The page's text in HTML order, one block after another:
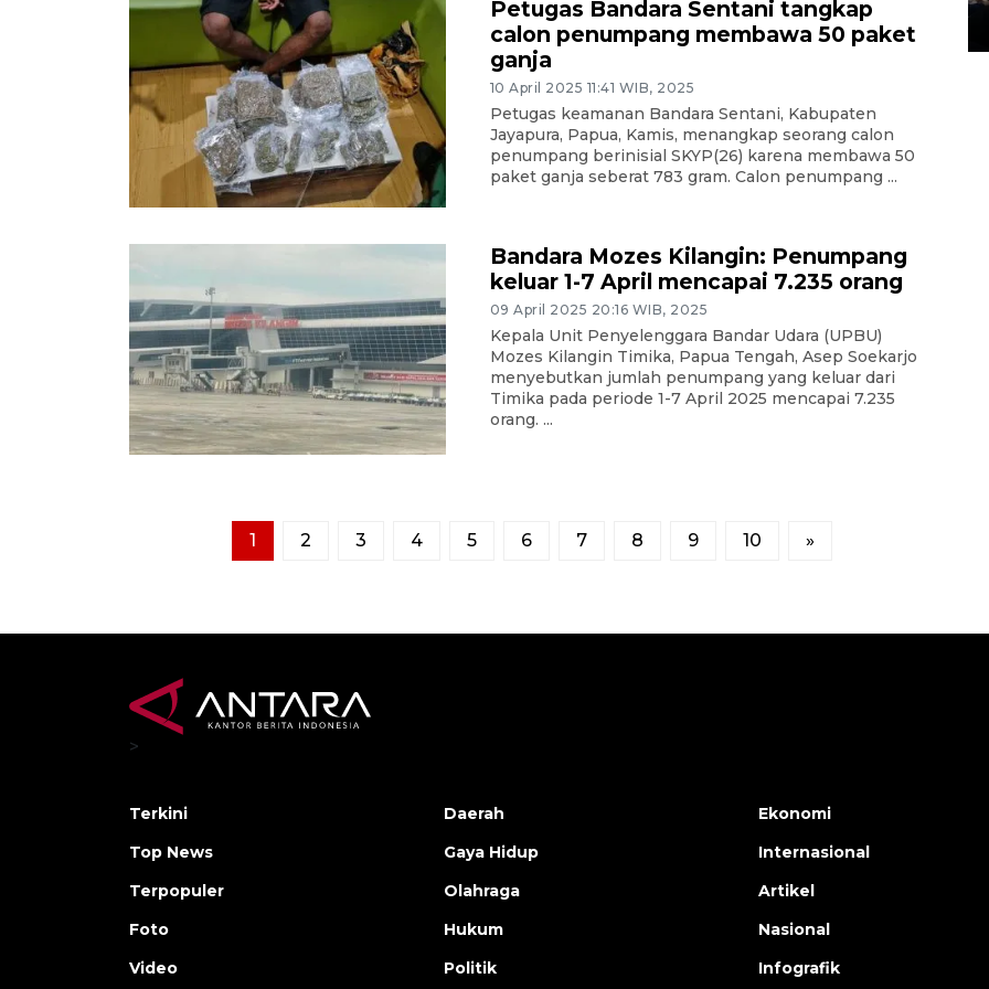
Petugas Bandara Sentani tangkap
calon penumpang membawa 50 paket
ganja
10 April 2025 11:41 WIB, 2025
Petugas keamanan Bandara Sentani, Kabupaten
Jayapura, Papua, Kamis, menangkap seorang calon
penumpang berinisial SKYP(26) karena membawa 50
paket ganja seberat 783 gram. Calon penumpang ...
Bandara Mozes Kilangin: Penumpang
keluar 1-7 April mencapai 7.235 orang
09 April 2025 20:16 WIB, 2025
Kepala Unit Penyelenggara Bandar Udara (UPBU)
Mozes Kilangin Timika, Papua Tengah, Asep Soekarjo
menyebutkan jumlah penumpang yang keluar dari
Timika pada periode 1-7 April 2025 mencapai 7.235
orang. ...
1 2 3 4 5 6 7 8 9 10 »
14 March 2022 15:11 WIB, 2022
>
Terkini
Top News
Terpopuler
Foto
Video
Daerah
Gaya Hidup
Olahraga
Hukum
Politik
Ekonomi
Internasional
Artikel
Nasional
Infografik